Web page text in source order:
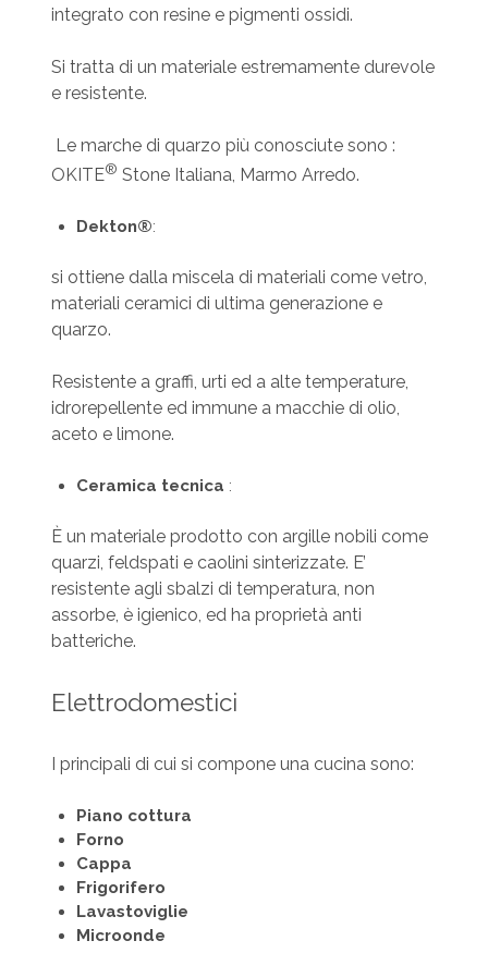
integrato con resine e pigmenti ossidi.
Si tratta di un materiale estremamente durevole
e resistente.
Le marche di quarzo più conosciute sono :
OKITE® Stone Italiana, Marmo Arredo.
Dekton®:
si ottiene dalla miscela di materiali come vetro,
materiali ceramici di ultima generazione e
quarzo.
Resistente a graffi, urti ed a alte temperature,
idrorepellente ed immune a macchie di olio,
aceto e limone.
Ceramica tecnica :
È un materiale prodotto con argille nobili come
quarzi, feldspati e caolini sinterizzate. E’
resistente agli sbalzi di temperatura, non
assorbe, è igienico, ed ha proprietà anti
batteriche.
Elettrodomestici
I principali di cui si compone una cucina sono:
Piano cottura
Forno
Cappa
Frigorifero
Lavastoviglie
Microonde